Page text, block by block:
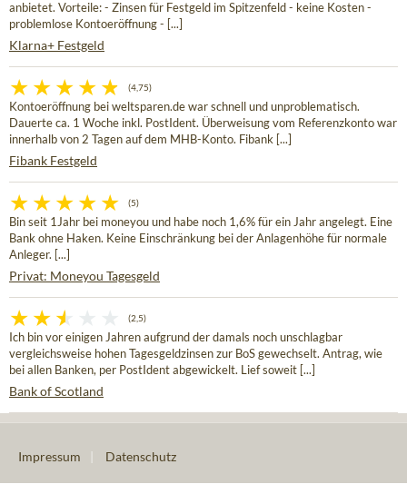
anbietet. Vorteile: - Zinsen für Festgeld im Spitzenfeld - keine Kosten -
problemlose Kontoeröffnung - [...]
Klarna+ Festgeld
(4,75)
Kontoeröffnung bei weltsparen.de war schnell und unproblematisch.
Dauerte ca. 1 Woche inkl. PostIdent. Überweisung vom Referenzkonto war
innerhalb von 2 Tagen auf dem MHB-Konto. Fibank [...]
Fibank Festgeld
(5)
Bin seit 1Jahr bei moneyou und habe noch 1,6% für ein Jahr angelegt. Eine
Bank ohne Haken. Keine Einschränkung bei der Anlagenhöhe für normale
Anleger. [...]
Privat: Moneyou Tagesgeld
(2,5)
Ich bin vor einigen Jahren aufgrund der damals noch unschlagbar
vergleichsweise hohen Tagesgeldzinsen zur BoS gewechselt. Antrag, wie
bei allen Banken, per PostIdent abgewickelt. Lief soweit [...]
Bank of Scotland
Impressum Datenschutz